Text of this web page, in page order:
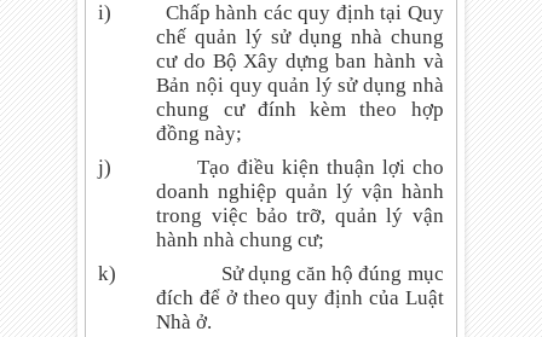
i)
Chấp hành các quy định tại Quy
chế quản lý sử dụng nhà chung
cư do Bộ Xây dựng ban hành và
Bản nội quy quản lý sử dụng nhà
chung cư đính kèm theo hợp
đồng này;
j)
Tạo điều kiện thuận lợi cho
doanh nghiệp quản lý vận hành
trong việc bảo trỡ, quản lý vận
hành nhà chung cư;
k)
Sử dụng căn hộ đúng mục
đích để ở theo quy định của Luật
Nhà ở.